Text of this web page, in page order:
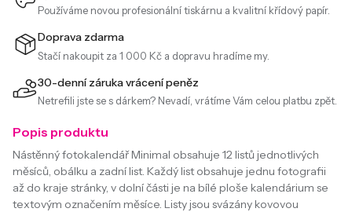
Používáme novou profesionální tiskárnu a kvalitní křídový papír.
Doprava zdarma
Stačí nakoupit za 1 000 Kč a dopravu hradíme my.
30-denní záruka vrácení peněz
Netrefili jste se s dárkem? Nevadí, vrátíme Vám celou platbu zpět.
Popis produktu
Nástěnný fotokalendář Minimal obsahuje 12 listů jednotlivých
měsíců, obálku a zadní list. Každý list obsahuje jednu fotografii
až do kraje stránky, v dolní části je na bílé ploše kalendárium se
textovým označením měsíce. Listy jsou svázány kovovou